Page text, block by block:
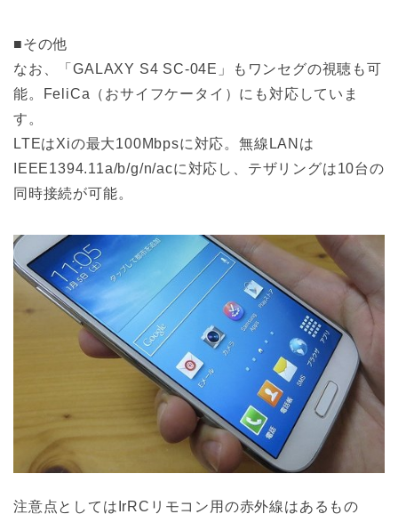
■その他
なお、「GALAXY S4 SC-04E」もワンセグの視聴も可
能。FeliCa（おサイフケータイ）にも対応していま
す。
LTEはXiの最大100Mbpsに対応。無線LANは
IEEE1394.11a/b/g/n/acに対応し、テザリングは10台の
同時接続が可能。
注意点としてはIrRCリモコン用の赤外線はあるもの